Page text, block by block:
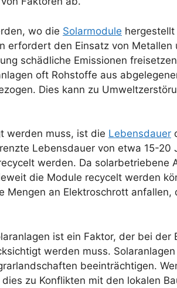
wo die Solarmodule
erfordert den Einsatz von Metallen
schädliche Emissionen
oft Rohstoffe aus
Dies kann zu
werden muss, ist die Lebensdauer
Lebensdauer von etwa 15-20
werden. Da solarbetriebene
die Module recycelt werden
Mengen an Elektroschrott anfallen,
ist ein Faktor, der bei der
werden muss.
beeinträchtigen.
zu Konflikten mit den lokalen